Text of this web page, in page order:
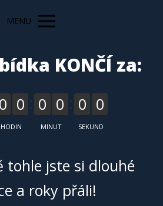
MENU
KONČÍ za:
0 0
HODIN
0 0
MINUT
0 0
SEKUND
tohle jste si dlouhé
a roky přáli!